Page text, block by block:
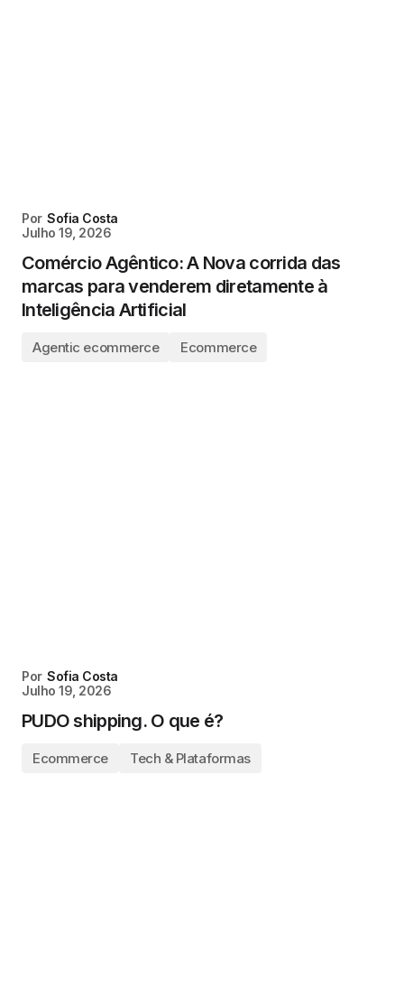
Por Sofia Costa
Julho 19, 2026
Comércio Agêntico: A Nova corrida das
marcas para venderem diretamente à
Inteligência Artificial
Agentic ecommerce Ecommerce
Por Sofia Costa
Julho 19, 2026
PUDO shipping. O que é?
Ecommerce Tech & Plataformas